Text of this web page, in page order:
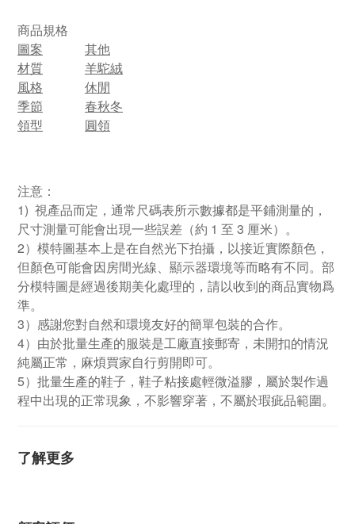
商品規格
圖案
其他
材質
羊駝絨
風格
休閒
季節
春秋冬
領型
圓領
注意：
1) 視產品而定，通常尺碼表所示數據都是平鋪測量的，
尺寸測量可能會出現一些誤差（約 1 至 3 厘米）。
2）模特圖基本上是在自然光下拍攝，以接近實際顏色，
但顏色可能會因房間光線、顯示器環境等而略有不同。部
分模特圖是經過後期美化處理的，請以收到的商品實物爲
準。
3）感謝您對自然和環境友好的簡單包裝的合作。
4）由於批量生產的服裝是工廠直接郵寄，未開扣的情況
純屬正常，麻煩買家自行剪開即可。
5）批量生產的鞋子，鞋子粘接處輕微溢膠，屬於製作過
程中出現的正常現象，不影響穿著，不屬於瑕疵品範圍。
了解更多